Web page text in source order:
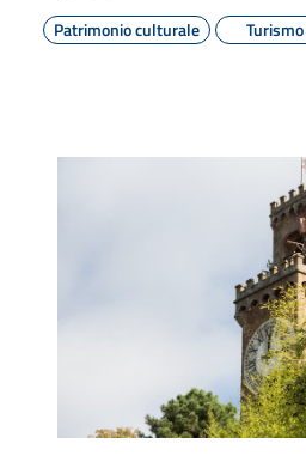
Patrimonio culturale
Turismo